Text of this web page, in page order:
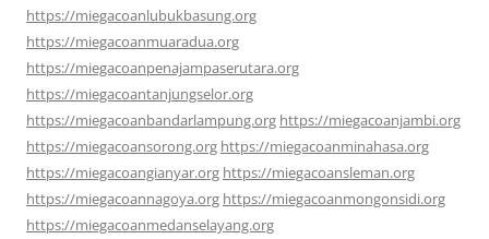
https://miegacoanlubukbasung.org
https://miegacoanmuaradua.org
https://miegacoanpenajampaserutara.org
https://miegacoantanjungselor.org
https://miegacoanbandarlampung.org https://miegacoanjambi.org
https://miegacoansorong.org https://miegacoanminahasa.org
https://miegacoangianyar.org https://miegacoansleman.org
https://miegacoannagoya.org https://miegacoanmongonsidi.org
https://miegacoanmedanselayang.org